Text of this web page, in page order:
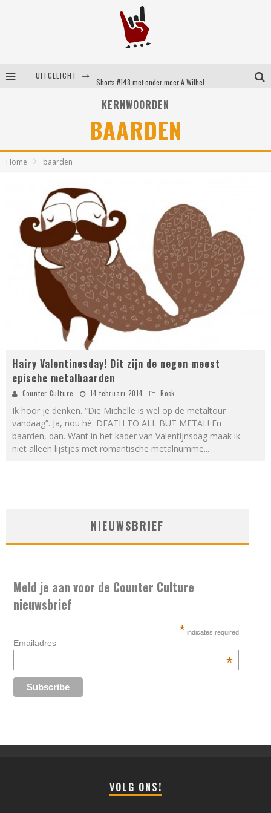
UITGELICHT
Shorts #149 met onder meer No Cure, Eva Under Fire, The Hu en Sleeping With Sirens
KERNWOORDEN
BAARDEN
Home baarden
Hairy Valentinesday! Dit zijn de negen meest
epische metalbaarden
Counter Culture 14 februari 2014 Rock
Ik hoor je denken. “Die Michelle is wel op de metaltour
vandaag”. Ja, nou hè. DEATH TO ALL BUT METAL! En
baarden, dan. Want in het kader van Valentijnsdag maak ik
niet alleen lijstjes met romantische metalnumme...
NIEUWSBRIEF
Meld je aan voor de Counter Culture
nieuwsbrief
* indicates required
Emailadres
*
VOLG ONS!